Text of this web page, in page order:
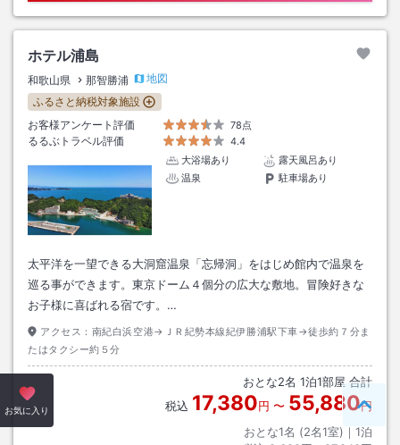
ホテル浦島
和歌山県 那智勝浦
地図
ふるさと納税対象施設
お客様アンケート評価
78点
るるぶトラベル評価
4.4
大浴場あり
露天風呂あり
温泉
駐車場あり
太平洋を一望できる大洞窟温泉「忘帰洞」をはじめ館内で温泉を
巡る事ができます。東京ドーム４個分の広大な敷地。冒険好きな
お子様に喜ばれる宿です。…
アクセス： 南紀白浜空港→ＪＲ紀勢本線紀伊勝浦駅下車→徒歩約７分ま
たはタクシー約５分
おとな2名 1泊1部屋 合計
税込 17,380円 〜 55,880円
おとな1名 (2名1室)｜ 1泊
お気に入り ペー